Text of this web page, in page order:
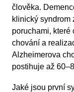
člověka.
klinický syndrom
poruchami,
chování a
Alzheimerova
postihuje až
Jaké jsou první